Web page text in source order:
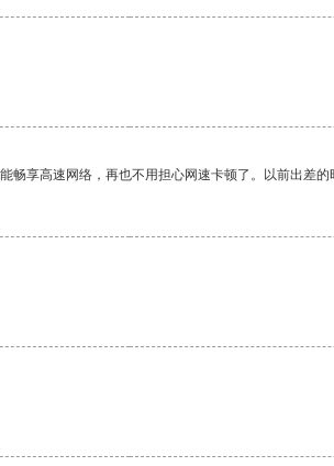
享高速网络，再也不用担心网速卡顿了。以前出差